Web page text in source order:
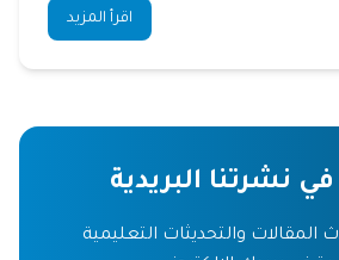
اقرأ المزيد
نشرتنا البريدية
والتحديثات التعليمية